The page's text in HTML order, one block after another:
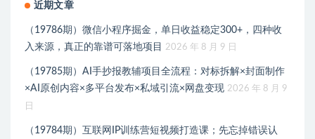
近期文章
（19786期）微信小程序掘金，单日收益稳定300+，四种收
入来源，真正的靠谱可落地项目
2026 年 8 月 9 日
（19785期）AI手抄报教辅项目全流程：对标拆解×封面制作
×AI原创内容×多平台发布×私域引流×网盘变现 2026 年 8 月 9
日
（19784期）互联网IP训练营短视频打造课；先忘掉错误认